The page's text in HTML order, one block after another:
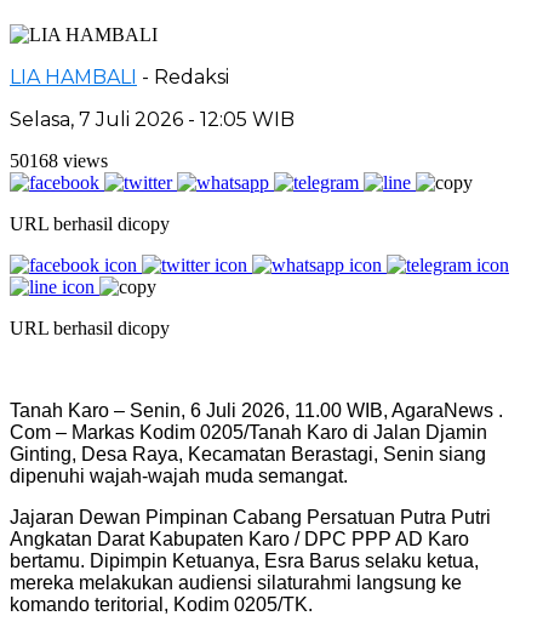
LIA HAMBALI - Redaksi
Selasa, 7 Juli 2026 - 12:05 WIB
50168 views
URL berhasil dicopy
URL berhasil dicopy
Tanah Karo – Senin, 6 Juli 2026, 11.00 WIB, AgaraNews .
Com – Markas Kodim 0205/Tanah Karo di Jalan Djamin
Ginting, Desa Raya, Kecamatan Berastagi, Senin siang
dipenuhi wajah-wajah muda semangat.
Jajaran Dewan Pimpinan Cabang Persatuan Putra Putri
Angkatan Darat Kabupaten Karo / DPC PPP AD Karo
bertamu. Dipimpin Ketuanya, Esra Barus selaku ketua,
mereka melakukan audiensi silaturahmi langsung ke
komando teritorial, Kodim 0205/TK.